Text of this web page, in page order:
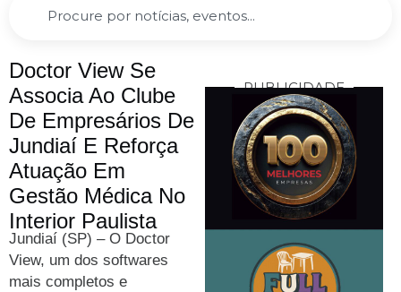
Doctor View Se
Associa Ao Clube
De Empresários De
Jundiaí E Reforça
Atuação Em
Gestão Médica No
Interior Paulista
Jundiaí (SP) – O Doctor
View, um dos softwares
mais completos e
PUBLICIDADE